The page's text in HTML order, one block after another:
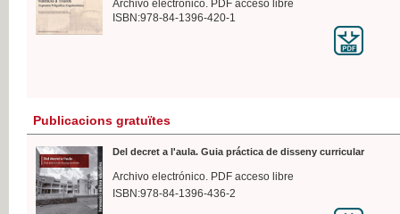
Archivo electrónico. PDF acceso libre
ISBN:978-84-1396-420-1
Publicacions gratuïtes
Del decret a l'aula. Guia práctica de disseny curricular
Archivo electrónico. PDF acceso libre
ISBN:978-84-1396-436-2